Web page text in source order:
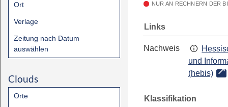
Ort
Verlage
Zeitung nach Datum
auswählen
Clouds
Orte
NUR AN RECHNERN DER
Links
Nachweis
und
(hebis)
Klassifikation